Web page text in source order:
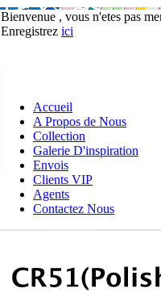
Bienvenue , vous n'etes pas
Enregistrez ici
Accueil
A Propos de Nous
Collection
Galerie D'inspiration
Envois
Clients VIP
Agents
Contactez Nous